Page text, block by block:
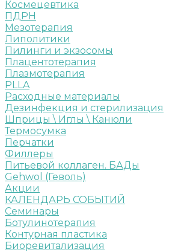
Космецевтика
ПДРН
Мезотерапия
Липолитики
Пилинги и экзосомы
Плацентотерапия
Плазмотерапия
PLLA
Расходные материалы
Дезинфекция и стерилизация
Шприцы \ Иглы \ Канюли
Термосумка
Перчатки
Филлеры
Питьевой коллаген. БАДы
Gehwol (Геволь)
Акции
КАЛЕНДАРЬ СОБЫТИЙ
Семинары
Ботулинотерапия
Контурная пластика
Биоревитализация